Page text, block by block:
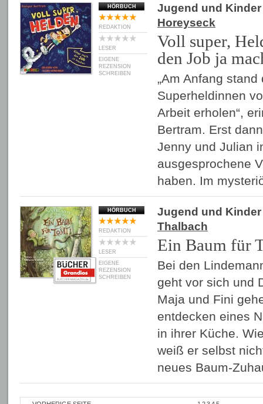
HÖRBUCH
REDAKTION
LESER
EIGENE
REZENSION
SCHREIBEN
Jugend und Kinder
Horeyseck
Voll super,
den Job ja
„Am Anfang
Superheldinnen
Arbeit erholen“,
Bertram. Erst
Jenny und Julian
ausgesprochene
haben. Im
HÖRBUCH
REDAKTION
LESER
EIGENE
REZENSION
SCHREIBEN
Jugend und Kinder
Thalbach
Ein Baum für
Bei den
geht vor sich und
Maja und Fini
entdecken eines
in ihrer Küche.
weiß er selbst
neues Baum-